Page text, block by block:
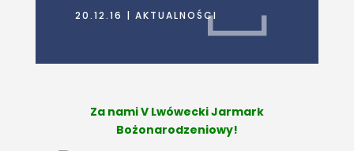
20.12.16 | AKTUALNOŚCI
Za nami V Lwówecki Jarmark
Bożonarodzeniowy!